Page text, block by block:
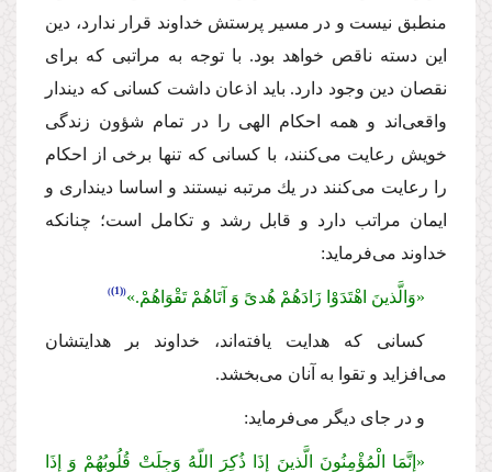
منطبق نیست و در مسیر پرستش خداوند قرار ندارد، دین
این دسته ناقص خواهد بود. با توجه به مراتبى كه براى
نقصان دین وجود دارد. باید اذعان داشت كسانى كه دیندار
واقعى‌اند و همه احكام الهى را در تمام شؤون زندگى
خویش رعایت مى‌كنند، با كسانى كه تنها برخى از احكام
را رعایت مى‌كنند در یك مرتبه نیستند و اساسا دیندارى و
ایمان مراتب دارد و قابل رشد و تكامل است؛ چنانكه
خداوند مى‌فرماید:
«وَالَّذینَ اهْتَدَوْا زَادَهُمْ هُدىً وَ آتَاهُمْ تَقْوَاهُمْ.» (1)
كسانى كه هدایت یافته‌اند، خداوند بر هدایتشان
مى‌افزاید و تقوا به آنان مى‌بخشد.
و در جاى دیگر مى‌فرماید:
«إِنَّمَا الْمُؤْمِنُونَ الَّذینَ إِذَا ذُكِرَ اللّهُ وَجِلَتْ قُلُوبُهُمْ وَ إِذَا